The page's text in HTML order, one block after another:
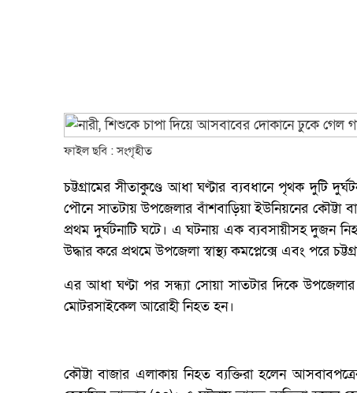
ফাইল ছবি : সংগৃহীত
চট্টগ্রামের সীতাকুণ্ডে আধা ঘণ্টার ব্যবধানে পৃথক দুটি
পৌনে সাতটায় উপজেলার বাঁশবাড়িয়া ইউনিয়নের কৌট্টা
প্রথম দুর্ঘটনাটি ঘটে। এ ঘটনায় এক ব্যবসায়ীসহ দুজন
উদ্ধার করে প্রথমে উপজেলা স্বাস্থ্য কমপ্লেক্সে এবং পরে
এর আধা ঘণ্টা পর সন্ধ্যা সোয়া সাতটার দিকে উপজেলার
মোটরসাইকেল আরোহী নিহত হন।
কৌট্টা বাজার এলাকায় নিহত ব্যক্তিরা হলেন